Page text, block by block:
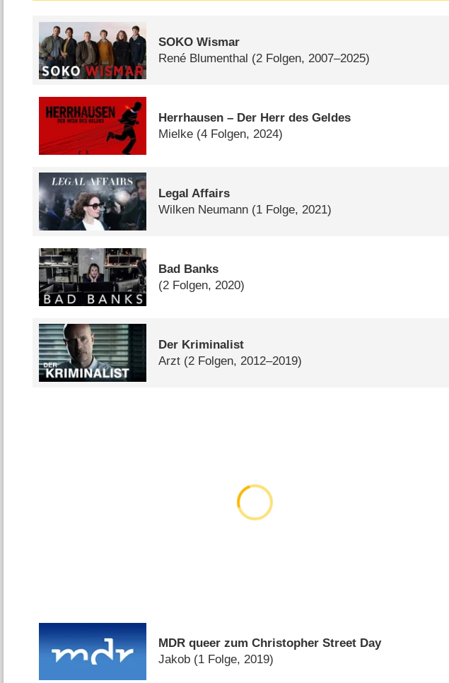
SOKO Wismar
René Blumenthal (2 Folgen, 2007–2025)
Herrhausen – Der Herr des Geldes
Mielke (4 Folgen, 2024)
Legal Affairs
Wilken Neumann (1 Folge, 2021)
Bad Banks
(2 Folgen, 2020)
Der Kriminalist
Arzt (2 Folgen, 2012–2019)
MDR queer zum Christopher Street Day
Jakob (1 Folge, 2019)